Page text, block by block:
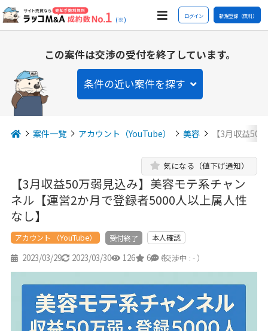
(※) ログイン 新規登録（無料）
この案件は交渉の受付を終了しています。
条件の近い案件を探す
案件一覧 アカウント（YouTube） 美容 【3月収益50
【3月収益50万弱見込み】美容モテ系チャン
ネル【運営2か月で登録者5000人以上属人性
なし】
気になる（値下げ通知）
アカウント （YouTube） 受付終了 本人確認
2023/03/29 2023/03/30 126 6 4
（交渉中 : - ）